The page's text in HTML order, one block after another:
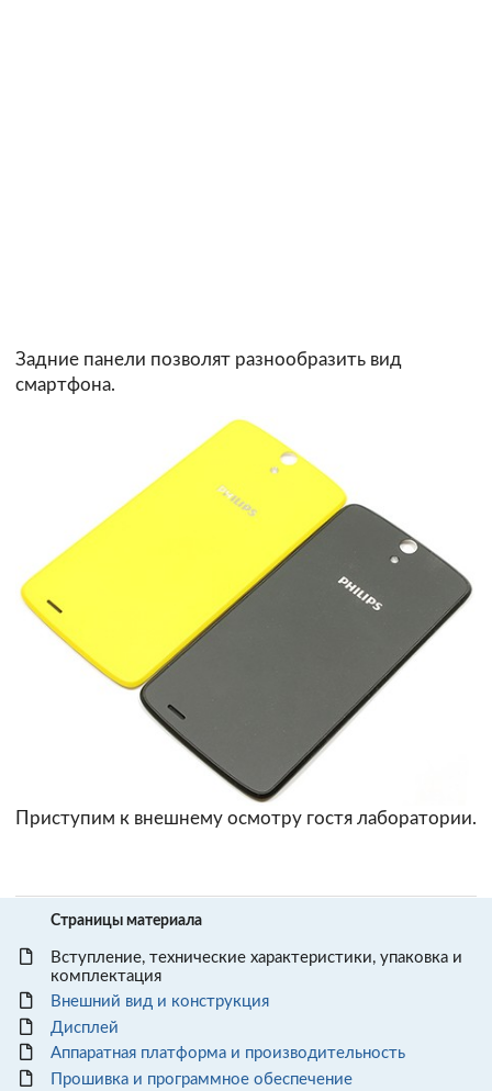
Задние панели позволят разнообразить вид
смартфона.
Приступим к внешнему осмотру гостя лаборатории.
Страницы материала
Вступление, технические характеристики, упаковка и
комплектация
Внешний вид и конструкция
Дисплей
Аппаратная платформа и производительность
Прошивка и программное обеспечение